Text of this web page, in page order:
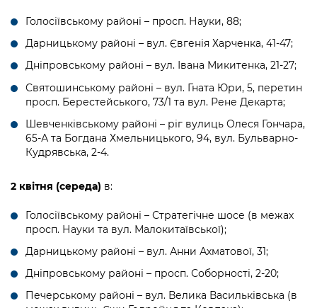
Річні звіти
Гендерна політика
Безбар'єрність
Київська міська військова адміністрація
Портал Захисників та Захисниць
Безбар'єрність
Портал послуг
Міський застосунок Київ Цифровий
Важливе під час воєнного стану
Важливе під час воєнного стану
Про відкриті дані
Портал даних Києва
Публічні дашборди
Голосіївському районі – просп. Науки, 88;
Дарницькому районі – вул. Євгенія Харченка, 41-47;
Дніпровському районі – вул. Івана Микитенка, 21-27;
Святошинському районі – вул. Гната Юри, 5, перетин
просп. Берестейського, 73/1 та вул. Рене Декарта;
Шевченківському районі – ріг вулиць Олеся Гончара,
65-А та Богдана Хмельницького, 94, вул. Бульварно-
Кудрявська, 2-4.
2 квітня (середа) в:
Голосіївському районі – Стратегічне шосе (в межах
просп. Науки та вул. Малокитаївської);
Дарницькому районі – вул. Анни Ахматової, 31;
Дніпровському районі – просп. Соборності, 2-20;
Печерському районі – вул. Велика Васильківська (в